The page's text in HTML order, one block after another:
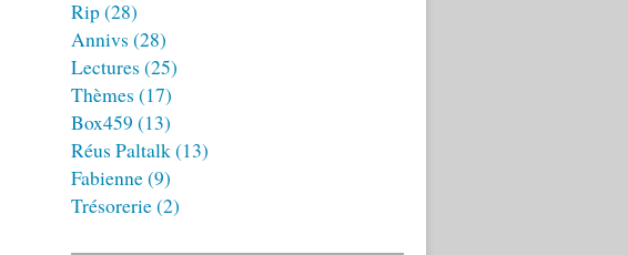
Rip(28)
Annivs (28)
Lectures (25)
Thèmes (17)
Box459 (13)
Réus Paltalk(13)
Fabienne(9)
Trésorerie(2)